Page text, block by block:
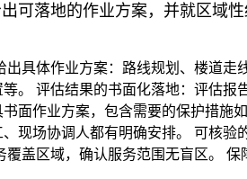
可落地的作业方案，并就区域
具体作业方案：路线规划、楼道
。 评估结果的书面化落地：评估
面作业方案，包含需要的保护措
现场协调人都有明确安排。 可核
盖区域，确认服务范围无盲区。